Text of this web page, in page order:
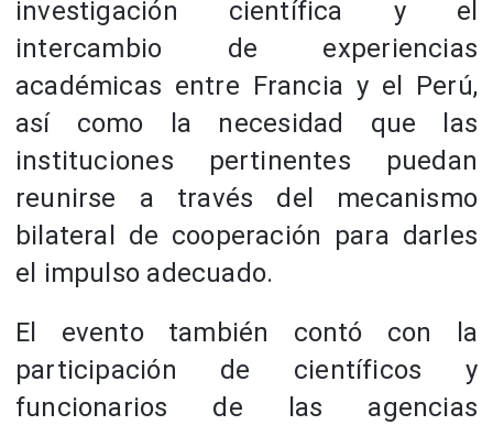
investigación científica y el
intercambio de experiencias
académicas entre Francia y el Perú,
así como la necesidad que las
instituciones pertinentes puedan
reunirse a través del mecanismo
bilateral de cooperación para darles
el impulso adecuado.
El evento también contó con la
participación de científicos y
funcionarios de las agencias